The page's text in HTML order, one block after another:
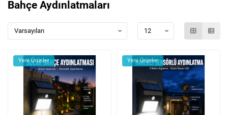
Bahçe Aydınlatmaları
Yeni Ürünler Yeni Ürünler